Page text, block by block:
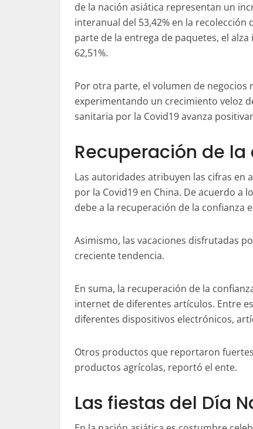
de la nación asiática representan un
interanual del 53,42% en la recolección
parte de la entrega de paquetes, el
62,51%.
Por otra parte, el volumen de
experimentando un crecimiento veloz
sanitaria por la Covid19 avanza
Recuperación de la
Las autoridades atribuyen las cifras en
por la Covid19 en China. De acuerdo a
debe a la recuperación de la confianza
Asimismo, las vacaciones disfrutadas
creciente tendencia.
En suma, la recuperación de la
internet de diferentes artículos. Entre
diferentes dispositivos electrónicos,
Otros productos que reportaron
productos agrícolas, reportó el ente.
Las fiestas del Día